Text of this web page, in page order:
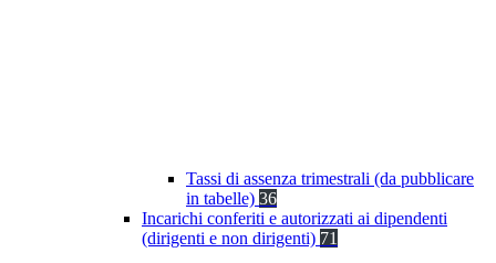
Tassi di assenza trimestrali (da pubblicare
in tabelle) 36
Incarichi conferiti e autorizzati ai dipendenti
(dirigenti e non dirigenti) 71